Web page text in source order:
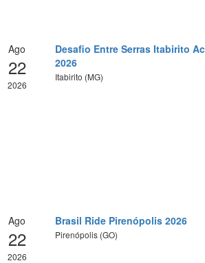
Ago
22
2026
Desafio Entre Serras Itabirito
2026
Itabirito (MG)
Ago
22
2026
Brasil Ride Pirenópolis 2026
Pirenópolis (GO)